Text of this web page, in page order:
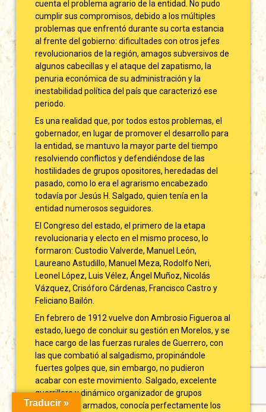
cuenta el problema agrario de la entidad. No pudo
cumplir sus compromisos, debido a los múltiples
problemas que enfrentó durante su corta estancia
al frente del gobierno: dificultades con otros jefes
revolucionarios de la región, amagos subversivos de
algunos cabecillas y el ataque del zapatismo, la
penuria económica de su administración y la
inestabilidad política del país que caracterizó ese
periodo.
Es una realidad que, por todos estos problemas, el
gobernador, en lugar de promover el desarrollo para
la entidad, se mantuvo la mayor parte del tiempo
resolviendo conflictos y defendiéndose de las
hostilidades de grupos opositores, heredadas del
pasado, como lo era el agrarismo encabezado
todavía por Jesús H. Salgado, quien tenía en la
entidad numerosos seguidores.
El Congreso del estado, el primero de la etapa
revolucionaria y electo en el mismo proceso, lo
formaron: Custodio Valverde, Manuel León,
Laureano Astudillo, Manuel Meza, Rodolfo Neri,
Leonel López, Luis Vélez, Ángel Muñoz, Nicolás
Vázquez, Crisóforo Cárdenas, Francisco Castro y
Feliciano Bailón.
En febrero de 1912 vuelve don Ambrosio Figueroa al
estado, luego de concluir su gestión en Morelos, y se
hace cargo de las fuerzas rurales de Guerrero, con
las que combatió al salgadismo, propinándole
fuertes golpes que, sin embargo, no pudieron
acabar con este movimiento. Salgado, excelente
guerrillero y dinámico organizador de grupos
campesinos armados, conocía perfectamente los
Traducir »